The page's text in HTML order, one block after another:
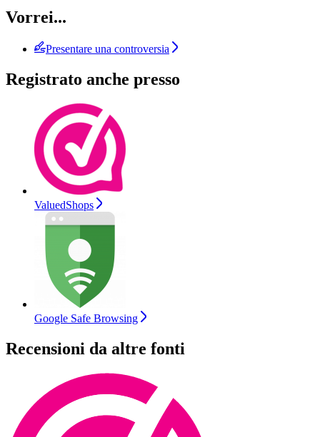
Vorrei...
Presentare una controversia
Registrato anche presso
ValuedShops
Google Safe Browsing
Recensioni da altre fonti